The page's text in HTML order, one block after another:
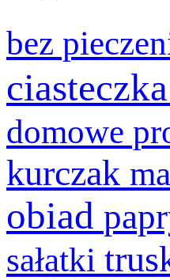
bez
ciasteczka
domowe
kurczak
obiad
sałatki